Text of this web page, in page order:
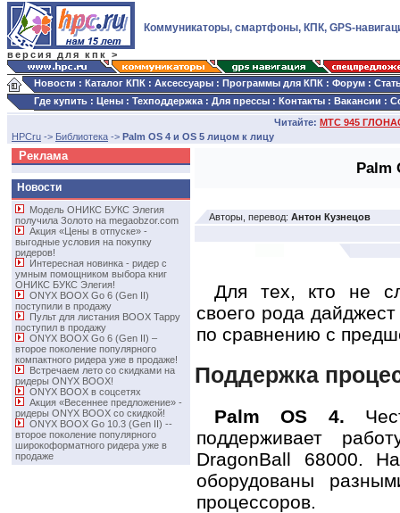
версия для кпк >
Коммуникаторы, смартфоны, КПК, GPS-
Новости : Каталог КПК : Аксессуары : Программы для КПК : Форум :
Где купить : Цены : Техподдержка : Для прессы : Контакты : Вакансии :
Читайте: МТС 945
HPCru -> Библиотека -> Palm OS 4 и OS 5 лицом к лицу
Реклама
Новости
Модель ОНИКС БУКС Элегия
получила Золото на megaobzor.com
Акция «Цены в отпуске» -
выгодные условия на покупку
ридеров!
Интересная новинка - ридер с
умным помощником выбора книг
ОНИКС БУКС Элегия!
ONYX BOOX Go 6 (Gen II)
поступили в продажу
Пульт для листания BOOX Tappy
поступил в продажу
ONYX BOOX Go 6 (Gen II) –
второе поколение популярного
компактного ридера уже в продаже!
Встречаем лето со скидками на
ридеры ONYX BOOX!
ONYX BOOX в соцсетях
Акция «Весеннее предложение» -
ридеры ONYX BOOX со скидкой!
ONYX BOOX Go 10.3 (Gen II) -­
второе поколение популярного
широкоформатного ридера уже в
продаже
Palm
Авторы, перевод: Антон Кузнецов
Для тех, кто не
своего рода
по сравнению с
Поддержка
Palm OS 4.
поддерживает
DragonBall 68000.
оборудованы
процессоров.